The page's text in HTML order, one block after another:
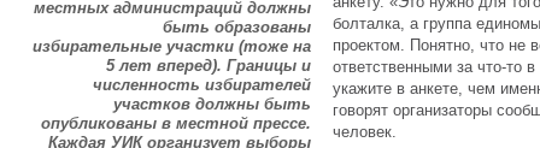
местных администраций должны
быть образованы
избирательные участки (тоже на
5 лет вперед). Границы и
численность избирателей
участков должны быть
опубликованы в местной прессе.
Каждая УИК организует выборы
болталка, а группа
проектом. Понятно, что не
ответственными за что-то
укажите в анкете, чем
говорят организаторы
человек.